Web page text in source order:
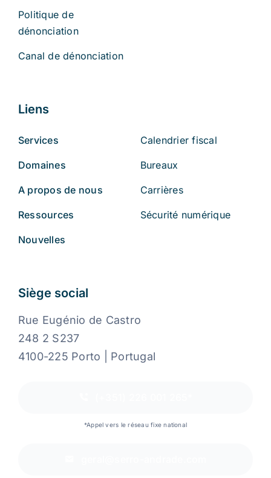
Politique de
dénonciation
Canal de dénonciation
Liens
Services
Domaines
A propos de nous
Ressources
Nouvelles
Calendrier fiscal
Bureaux
Carrières
Sécurité numérique
Siège social
Rue Eugénio de Castro
248 2 S237
4100-225 Porto | Portugal
*Appel vers le réseau fixe national